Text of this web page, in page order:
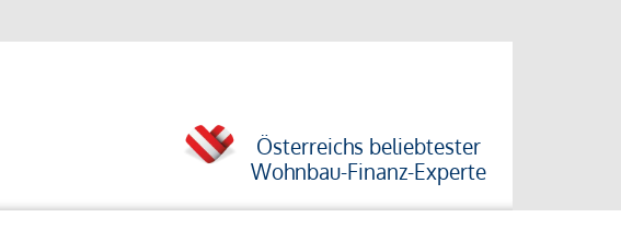
Österreichs beliebtester
Wohnbau-Finanz-Experte